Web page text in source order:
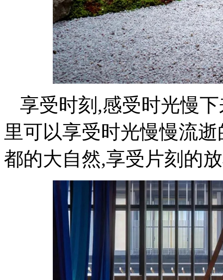
享受时刻,感受时光慢
里可以享受时光慢慢流
都的大自然,享受片刻的